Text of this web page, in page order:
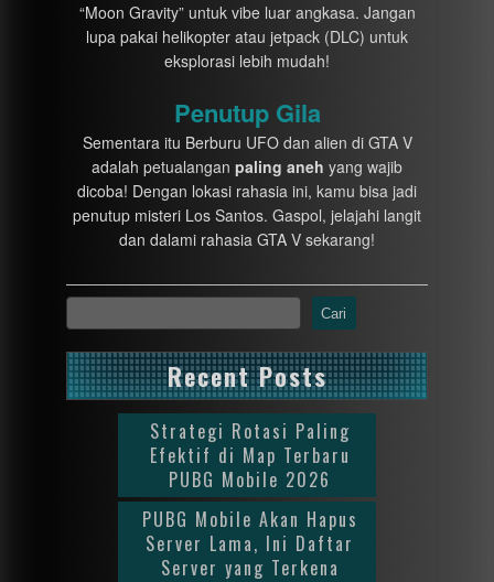
“Moon Gravity” untuk vibe luar angkasa. Jangan
lupa pakai helikopter atau jetpack (DLC) untuk
eksplorasi lebih mudah!
Penutup Gila
Sementara itu Berburu UFO dan alien di GTA V
adalah petualangan paling aneh yang wajib
dicoba! Dengan lokasi rahasia ini, kamu bisa jadi
penutup misteri Los Santos. Gaspol, jelajahi langit
dan dalami rahasia GTA V sekarang!
Cari
Recent Posts
Strategi Rotasi Paling
Efektif di Map Terbaru
PUBG Mobile 2026
PUBG Mobile Akan Hapus
Server Lama, Ini Daftar
Server yang Terkena